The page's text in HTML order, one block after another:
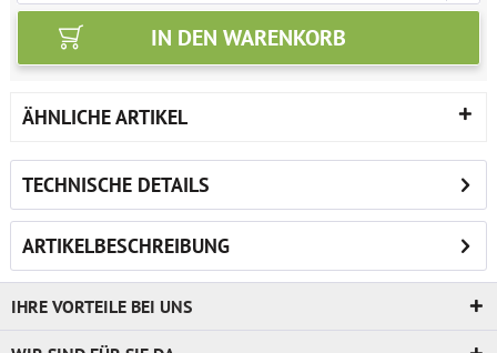
IN DEN WARENKORB
ÄHNLICHE ARTIKEL
TECHNISCHE DETAILS
ARTIKELBESCHREIBUNG
IHRE VORTEILE BEI UNS